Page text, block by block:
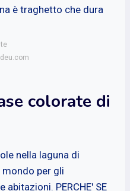
è traghetto che dura
colorate di
nella laguna di
per gli
PERCHE' SE